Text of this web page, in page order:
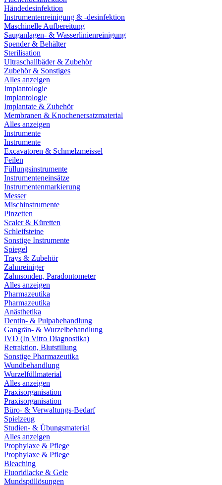
Händedesinfektion
Instrumentenreinigung & -desinfektion
Maschinelle Aufbereitung
Sauganlagen- & Wasserlinienreinigung
Spender & Behälter
Sterilisation
Ultraschallbäder & Zubehör
Zubehör & Sonstiges
Alles anzeigen
Implantologie
Implantologie
Implantate & Zubehör
Membranen & Knochenersatzmaterial
Alles anzeigen
Instrumente
Instrumente
Excavatoren & Schmelzmeissel
Feilen
Füllungsinstrumente
Instrumenteneinsätze
Instrumentenmarkierung
Messer
Mischinstrumente
Pinzetten
Scaler & Küretten
Schleifsteine
Sonstige Instrumente
Spiegel
Trays & Zubehör
Zahnreiniger
Zahnsonden, Paradontometer
Alles anzeigen
Pharmazeutika
Pharmazeutika
Anästhetika
Dentin- & Pulpabehandlung
Gangrän- & Wurzelbehandlung
IVD (In Vitro Diagnostika)
Retraktion, Blutstillung
Sonstige Pharmazeutika
Wundbehandlung
Wurzelfüllmaterial
Alles anzeigen
Praxisorganisation
Praxisorganisation
Büro- & Verwaltungs-Bedarf
Spielzeug
Studien- & Übungsmaterial
Alles anzeigen
Prophylaxe & Pflege
Prophylaxe & Pflege
Bleaching
Fluoridlacke & Gele
Mundspüllösungen